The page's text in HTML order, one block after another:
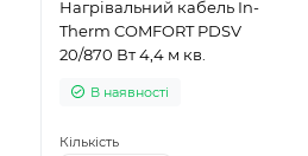
Нагрівальний кабель In-
Therm COMFORT PDSV
20/870 Вт 4,4 м кв.
В наявності
Кількість